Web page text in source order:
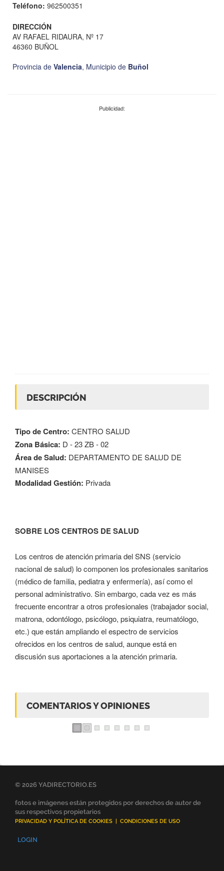
Teléfono: 962500351
DIRECCIÓN
AV RAFAEL RIDAURA, Nº 17
46360 BUÑOL
Provincia de Valencia, Municipio de Buñol
Publicidad:
DESCRIPCIÓN
Tipo de Centro: CENTRO SALUD
Zona Básica: D - 23 ZB - 02
Área de Salud: DEPARTAMENTO DE SALUD DE
MANISES
Modalidad Gestión: Privada
SOBRE LOS CENTROS DE SALUD
Los centros de atención primaria del SNS (servicio
nacional de salud) lo componen los profesionales sanitarios
(médico de familia, pediatra y enfermería), así como el
personal administrativo. Sin embargo, cada vez es más
frecuente encontrar a otros profesionales (trabajador social,
matrona, odontólogo, psicólogo, psiquiatra, reumatólogo,
etc.) que están ampliando el espectro de servicios
ofrecidos en los centros de salud, aunque está en
discusión sus aportaciones a la atención primaria.
COMENTARIOS Y OPINIONES
© 2026 YADIRECTORIO.ES
fotos e imágenes están protegidos por derechos de autor de
sus respectivos propietarios
PRIVACIDAD Y POLÍTICA DE COOKIES | CONDICIONES DE USO
LOGIN